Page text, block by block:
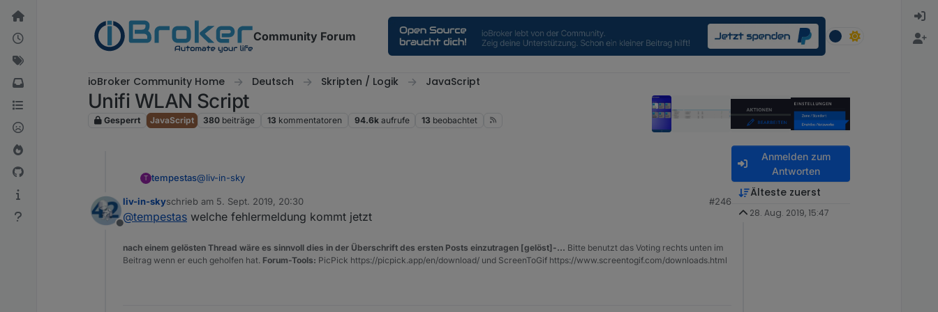
Weiter zum Inhalt
Community Forum
ioBroker Community Home Deutsch Skripten / Logik JavaScript
Unifi WLAN Script
Gesperrt JavaScript 380 beiträge 13 kommentatoren 94.6k aufrufe 13 beobachtet
T tempestas@liv-in-sky
Danke dir. terminal neu starten hat gereicht nun zeigt er die richtige nodejs version an.
Bleibt die Frage, warum das Skript nicht mag
ha, irgendwas ist passiert, nur noch das hier als Fehler:
Offline
liv-in-skyschrieb am 5. Sept. 2019, 20:30
zuletzt editiert von
#246
@tempestas welche fehlermeldung kommt jetzt
nach einem gelösten Thread wäre es sinnvoll dies in der Überschrift des ersten Posts einzutragen [gelöst]-... Bitte benutzt das Voting rechts unten im
Beitrag wenn er euch geholfen hat. Forum-Tools: PicPick https://picpick.app/en/download/ und ScreenToGif https://www.screentogif.com/downloads.html
Anmelden zum
Antworten
Älteste zuerst
28. Aug. 2019, 15:47